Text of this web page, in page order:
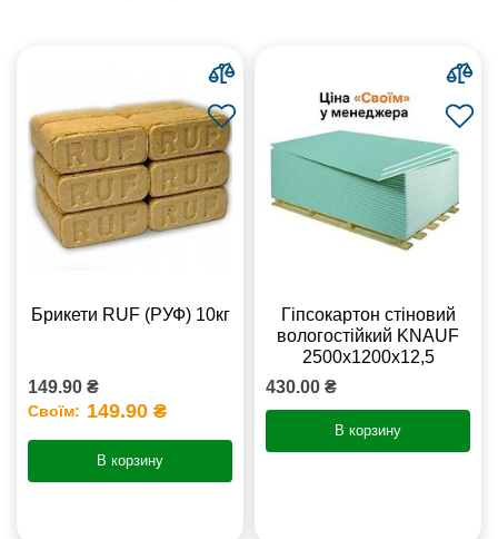
Брикети RUF (РУФ) 10кг
149.90 ₴
Своїм: 149.90 ₴
В корзину
Гіпсокартон стіновий
вологостійкий KNAUF
2500х1200х12,5
430.00 ₴
В корзину